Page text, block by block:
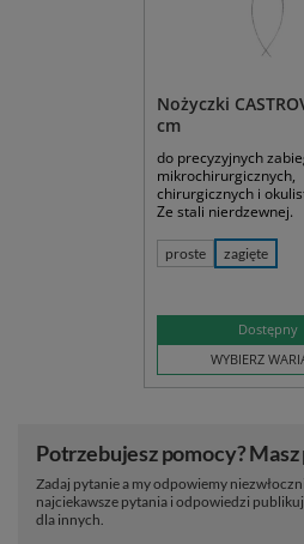
Nożyczki
cm
do precyzyjnych
mikrochirurgicznych,
chirurgicznych i
Ze stali nierdzewnej.
proste zagięte
Dostępny
WYBIERZ
Potrzebujesz pomocy? Masz
Zadaj pytanie a my odpowiemy
najciekawsze pytania i odpowiedzi
dla innych.